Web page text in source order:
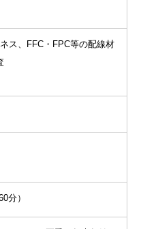
ス、FFC・FPC等の配線材
分）